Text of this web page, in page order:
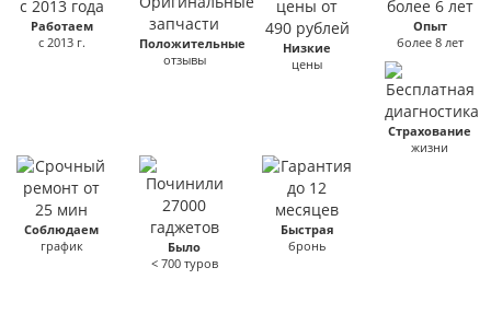
Работаем
с 2013 г.
Положительные
отзывы
Низкие
цены
Опыт
более 8 лет
Страхование
жизни
Соблюдаем
график
Было
< 700 туров
Быстрая
бронь